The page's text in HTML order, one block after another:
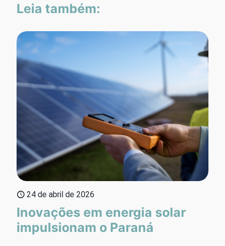
Leia também:
24 de abril de 2026
Inovações em energia solar
impulsionam o Paraná